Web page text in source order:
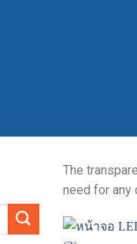
The
need for any